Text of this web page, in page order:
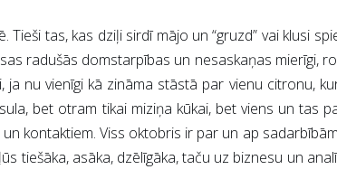
tas, kas dziļi sirdī mājo un “gruzd” vai klusi
radušās domstarpības un nesaskaņas mierīgi,
nu vienīgi kā zināma stāstā par vienu citronu,
bet otram tikai miziņa kūkai, bet viens un tas
kontaktiem. Viss oktobris ir par un ap
tiešāka, asāka, dzēlīgāka, taču uz biznesu un